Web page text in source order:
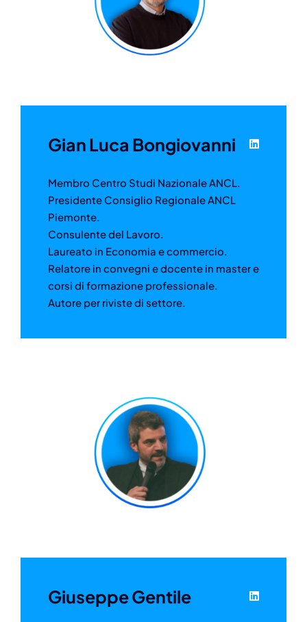
Gian Luca Bongiovanni
Membro Centro Studi Nazionale ANCL.
Presidente Consiglio Regionale ANCL
Piemonte.
Consulente del Lavoro.
Laureato in Economia e commercio.
Relatore in convegni e docente in master e
corsi di formazione professionale.
Autore per riviste di settore.
Giuseppe Gentile